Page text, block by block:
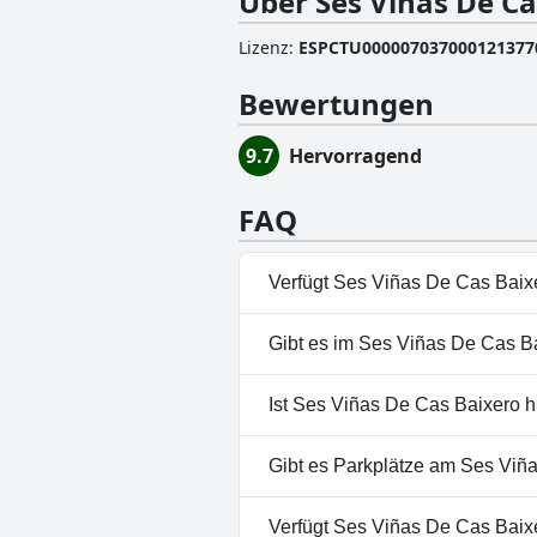
Lizenz:
Bewertungen
9.7 Hervorragend
FAQ
Verfügt Ses Viñas De Cas
Ja, Ses Viñas De Cas
Gibt es im Ses Viñas De Cas
Nein, ein Spa ist im Ses Viñas
Ist Ses Viñas De Cas Baixero
Nein, Ses Viñas De Cas
Gibt es Parkplätze am Ses
Ja, Parkmöglichkeiten sind im
Verfügt Ses Viñas De Cas